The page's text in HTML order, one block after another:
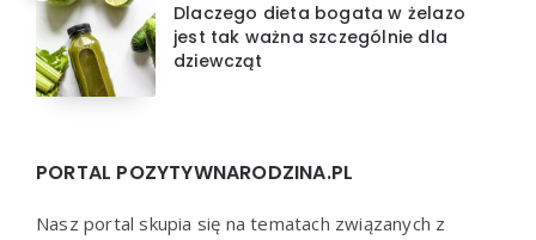
Dlaczego dieta bogata w żelazo
jest tak ważna szczególnie dla
dziewcząt
PORTAL POZYTYWNARODZINA.PL
Nasz portal skupia się na tematach związanych z